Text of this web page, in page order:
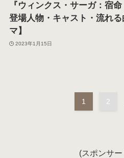
『ウィンクス・サーガ：宿
登場人物・キャスト・流れ
マ】
2023年1月15日
1 2
(スポンサ